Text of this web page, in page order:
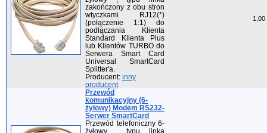
zakończony z obu stron
wtyczkami RJ12(*)
(połączenie 1:1) do
podłączania Klienta
Standard Klienta Plus
lub Klientów TURBO do
Serwera Smart Card
Universal SmartCard
Splitter'a.
Producent: inny
producent
1,00
Przewód
komunikacyjny (6-
żyłowy) Modem RS232-
Serwer SmartCard
Przewód telefoniczny 6-
żyłowy , typu linka